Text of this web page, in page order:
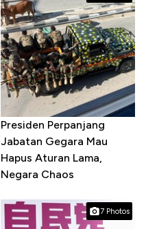
Presiden Perpanjang
Jabatan Gegara Mau
Hapus Aturan Lama,
Negara Chaos
7 Photos